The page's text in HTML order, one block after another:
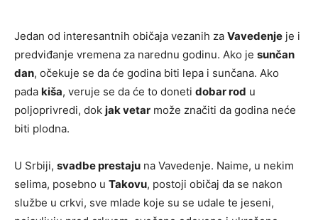
Jedan od interesantnih običaja vezanih za Vavedenje je i
predviđanje vremena za narednu godinu. Ako je sunčan
dan, očekuje se da će godina biti lepa i sunčana. Ako
pada kiša, veruje se da će to doneti dobar rod u
poljoprivredi, dok jak vetar može značiti da godina neće
biti plodna.
U Srbiji, svadbe prestaju na Vavedenje. Naime, u nekim
selima, posebno u Takovu, postoji običaj da se nakon
službe u crkvi, sve mlade koje su se udale te jeseni,